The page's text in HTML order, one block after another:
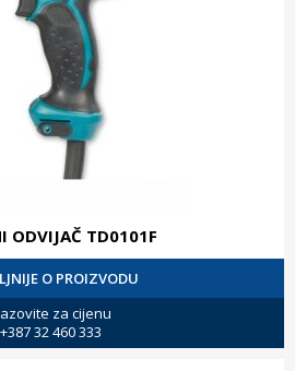
ODVIJAČ TD0101F
O PROIZVODU
za cijenu
+387 32 460 333